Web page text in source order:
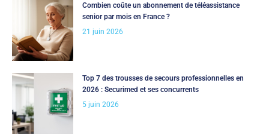
Combien coûte un abonnement de téléassistance
senior par mois en France ?
21 juin 2026
Top 7 des trousses de secours professionnelles en
2026 : Securimed et ses concurrents
5 juin 2026